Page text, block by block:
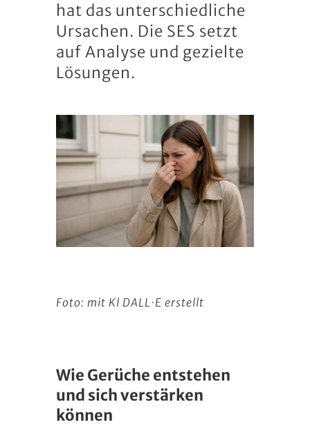
hat das unterschiedliche
Ursachen. Die SES setzt
auf Analyse und gezielte
Lösungen.
Foto: mit KI DALL·E erstellt
Wie Gerüche entstehen
und sich verstärken
können